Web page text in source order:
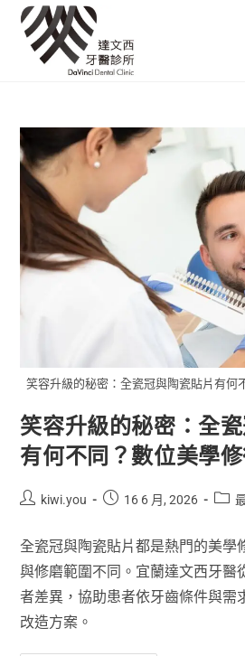
笑容升級的秘密：全瓷冠與陶瓷貼片有何
笑容升級的秘密：全
有何不同？數位美學
kiwi.you 16 6 月, 2026
全瓷冠與陶瓷貼片都是熱門的美學
與修磨範圍不同。宜蘭達文西牙醫
者差異，協助患者依牙齒條件與需
改造方案。